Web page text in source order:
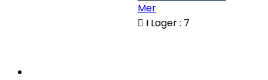
Mer
 I Lager : 7